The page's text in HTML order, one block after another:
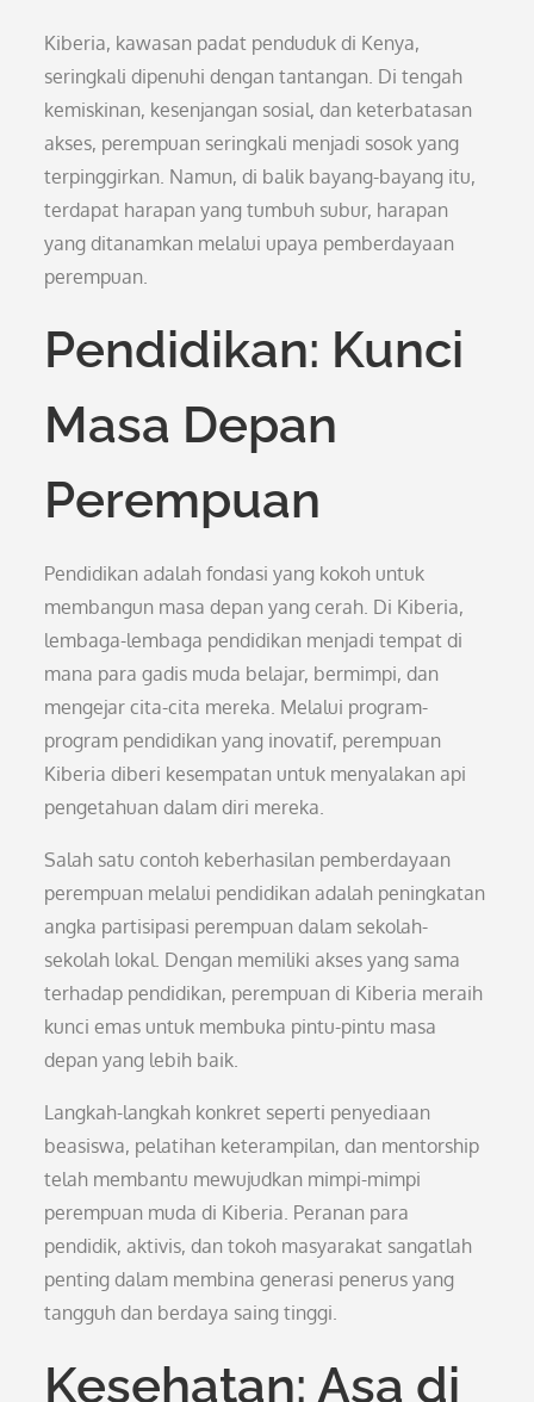
Kiberia, kawasan padat penduduk di Kenya,
seringkali dipenuhi dengan tantangan. Di tengah
kemiskinan, kesenjangan sosial, dan keterbatasan
akses, perempuan seringkali menjadi sosok yang
terpinggirkan. Namun, di balik bayang-bayang itu,
terdapat harapan yang tumbuh subur, harapan
yang ditanamkan melalui upaya pemberdayaan
perempuan.
Pendidikan: Kunci
Masa Depan
Perempuan
Pendidikan adalah fondasi yang kokoh untuk
membangun masa depan yang cerah. Di Kiberia,
lembaga-lembaga pendidikan menjadi tempat di
mana para gadis muda belajar, bermimpi, dan
mengejar cita-cita mereka. Melalui program-
program pendidikan yang inovatif, perempuan
Kiberia diberi kesempatan untuk menyalakan api
pengetahuan dalam diri mereka.
Salah satu contoh keberhasilan pemberdayaan
perempuan melalui pendidikan adalah peningkatan
angka partisipasi perempuan dalam sekolah-
sekolah lokal. Dengan memiliki akses yang sama
terhadap pendidikan, perempuan di Kiberia meraih
kunci emas untuk membuka pintu-pintu masa
depan yang lebih baik.
Langkah-langkah konkret seperti penyediaan
beasiswa, pelatihan keterampilan, dan mentorship
telah membantu mewujudkan mimpi-mimpi
perempuan muda di Kiberia. Peranan para
pendidik, aktivis, dan tokoh masyarakat sangatlah
penting dalam membina generasi penerus yang
tangguh dan berdaya saing tinggi.
Kesehatan: Asa di